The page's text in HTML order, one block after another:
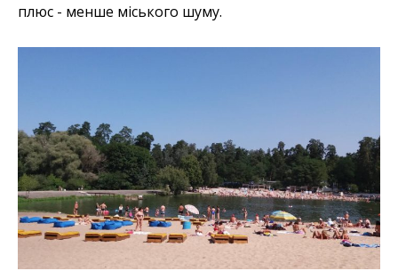
плюс - менше міського шуму.